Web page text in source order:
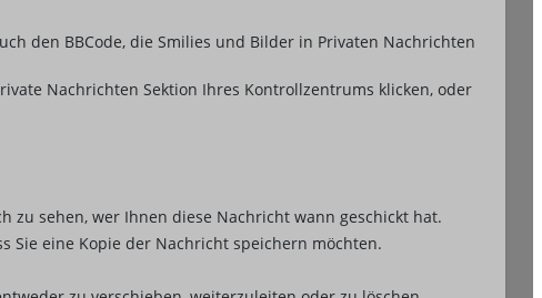
den BBCode, die Smilies und Bilder in Privaten Nachrichten
Nachrichten Sektion Ihres Kontrollzentrums klicken, oder
zu sehen, wer Ihnen diese Nachricht wann geschickt hat.
Sie eine Kopie der Nachricht speichern möchten.